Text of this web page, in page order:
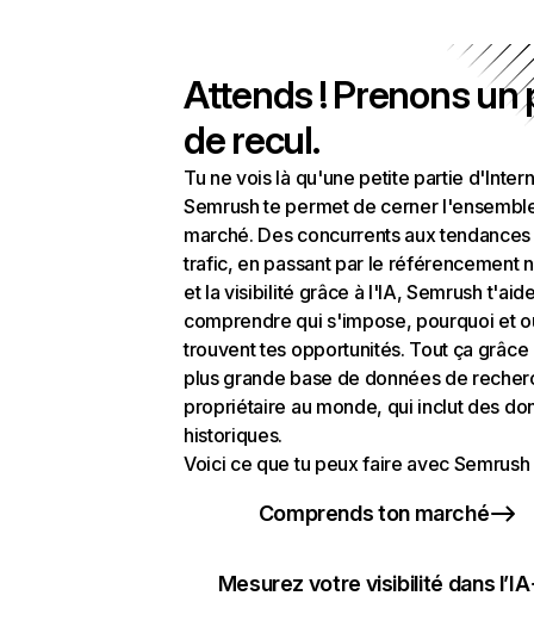
Attends ! Prenons un
de recul.
Tu ne vois là qu'une petite partie
Semrush te permet de cerner
marché. Des concurrents aux
trafic, en passant par le référencement
et la visibilité grâce à l'IA, Semrush
comprendre qui s'impose, pourquoi et
trouvent tes opportunités. Tout ça grâce
plus grande base de données de
propriétaire au monde, qui inclut des
historiques.
Voici ce que tu peux faire avec Semrush
Comprends ton marché
Mesurez votre visibilité dans l’IA